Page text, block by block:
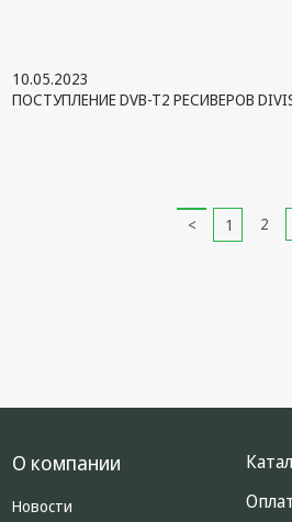
10.05.2023
ПОСТУПЛЕНИЕ DVB-T2 РЕСИВЕРОВ
1 2
О компании
Новости